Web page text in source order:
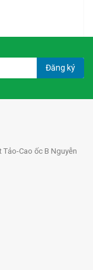
Đăng ký
Tảo-Cao ốc B Nguyễn